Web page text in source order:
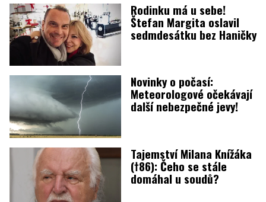
Rodinku má u sebe!
Štefan Margita oslavil
sedmdesátku bez Haničky
Novinky o počasí:
Meteorologové očekávají
další nebezpečné jevy!
Tajemství Milana Knížáka
(†86): Čeho se stále
domáhal u soudů?